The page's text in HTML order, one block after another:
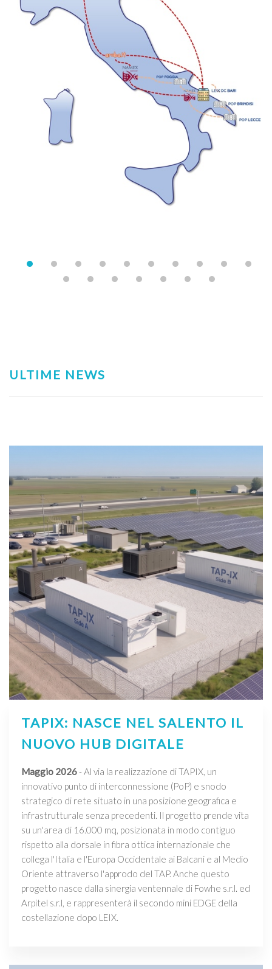
ULTIME NEWS
TAPIX: NASCE NEL SALENTO IL
NUOVO HUB DIGITALE
Maggio 2026- Al via la realizzazione di TAPIX, un
innovativo punto di interconnessione (PoP) e snodo
strategico di rete situato in una posizione geografica e
infrastrutturale senza precedenti. Il progetto prende vita
su un'area di 16.000 mq, posizionata in modo contiguo
rispetto alla dorsale in fibra ottica internazionale che
collega l'Italia e l'Europa Occidentale ai Balcani e al Medio
Oriente attraverso l'approdo del TAP. Anche questo
progetto nasce dalla sinergia ventennale di Fowhe s.r.l. ed
Arpitel s.r.l, e rappresenterà il secondo mini EDGE della
costellazione dopo LEIX.